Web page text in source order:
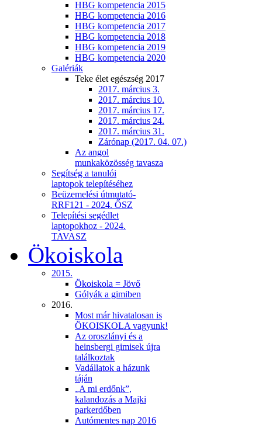
HBG kompetencia 2015
HBG kompetencia 2016
HBG kompetencia 2017
HBG kompetencia 2018
HBG kompetencia 2019
HBG kompetencia 2020
Galériák
Teke élet egészség 2017
2017. március 3.
2017. március 10.
2017. március 17.
2017. március 24.
2017. március 31.
Zárónap (2017. 04. 07.)
Az angol
munkaközösség tavasza
Segítség a tanulói
laptopok telepítéséhez
Beüzemelési útmutató-
RRF121 - 2024. ŐSZ
Telepítési segédlet
laptopokhoz - 2024.
TAVASZ
Ökoiskola
2015.
Ökoiskola = Jövő
Gólyák a gimiben
2016.
Most már hivatalosan is
ÖKOISKOLA vagyunk!
Az oroszlányi és a
heinsbergi gimisek újra
találkoztak
Vadállatok a házunk
táján
„A mi erdőnk”,
kalandozás a Majki
parkerdőben
Autómentes nap 2016